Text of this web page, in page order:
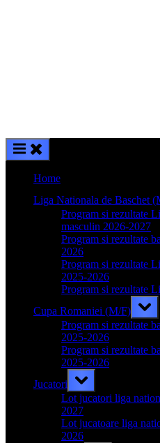
Home
Liga Nationala de Baschet
Program si rezultate
masculin 2026-2027
Program si rezultate
2026
Program si rezultate
2025-2026
Program si rezultate
Cupa Romaniei (M/F)
Toggle
sub-
menu
Program si rezultate
2025-2026
Program si rezultate
2025-2026
Jucatori
Toggle
sub-
menu
Lot jucatori liga
2027
Lot jucatoare liga
2026